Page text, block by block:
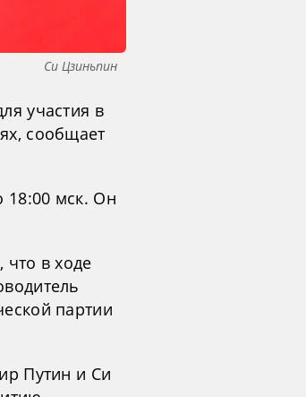
Си Цзиньпин
участия в
сообщает
18:00 мск. Он
в ходе
партии
Путин и Си